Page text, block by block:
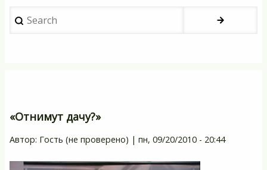
Search
«Отнимут дачу?»
Автор: Гость (не проверено) | пн, 09/20/2010 - 20:44